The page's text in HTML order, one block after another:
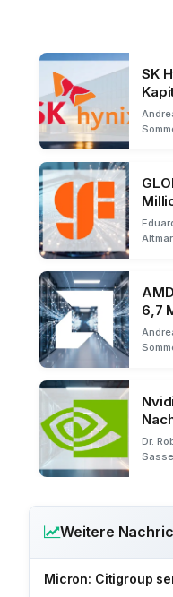
SK
den
6,7
Dr.
Sasse
Weitere
Micron: Citigroup